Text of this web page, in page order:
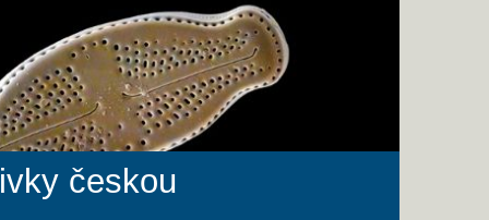
českou